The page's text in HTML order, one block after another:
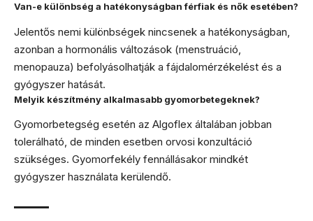
Van-e különbség a hatékonyságban férfiak és nők esetében?
Jelentős nemi különbségek nincsenek a hatékonyságban,
azonban a hormonális változások (menstruáció,
menopauza) befolyásolhatják a fájdalomérzékelést és a
gyógyszer hatását.
Melyik készítmény alkalmasabb gyomorbetegeknek?
Gyomorbetegség esetén az Algoflex általában jobban
tolerálható, de minden esetben orvosi konzultáció
szükséges. Gyomorfekély fennállásakor mindkét
gyógyszer használata kerülendő.